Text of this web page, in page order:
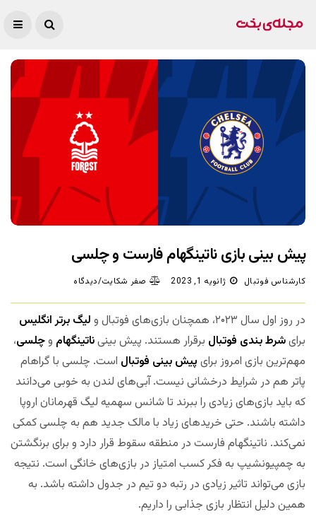
پیش بینی بازی ناتینگهام فارست و چلسی
کارشناس فوتبال ژانویه 1, 2023 صفر شکایت/دیدگاه
در روز اول سال ۲۰۲۳، همچنان بازی‌های فوتبال و
لیگ برتر انگلیس
برایشرط بندی فوتبال برقرار هستند. پیش بینیناتینگهام وچلسی،
مهم‌ترین بازی امروز برای پیش بینی فوتبال است. چلسی با گراهام
پاتر هم در شرایط درخشانی نیست. آبی‌های لندن به خوبی می‌دانند
که باید بازی‌های زیادی را ببرند تا شانس سهمیه لیگ قهرمانان اروپا
داشته باشند. حتی خریدهای زیاد با مالک جدید هم به چلسی کمکی
نمی‌کند. ناتینگهام فارست در منطقه سقوط قرار دارد و برای برنگشتن
به چمپیونشیپ به فکر کسب امتیاز در بازی‌های خانگی است. نتیجه
بازی می‌تواند تاثیر زیادی در رتبه دو تیم در جدول داشته باشد. به
همین دلیل انتظار بازی جذابی را داریم.